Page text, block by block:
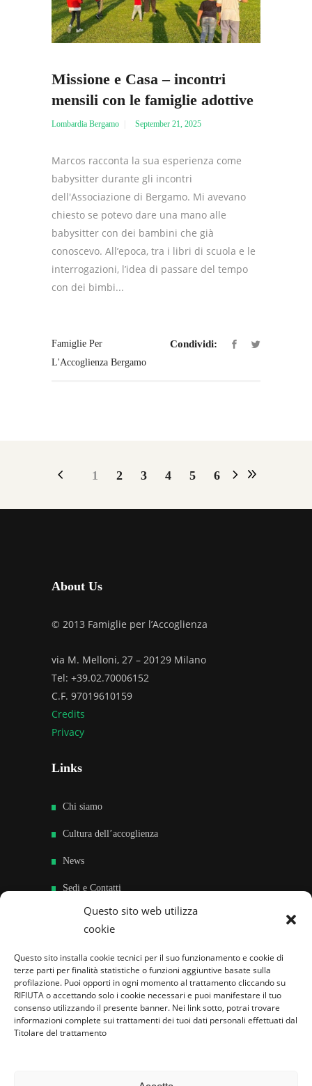
Questo sito web utilizza
cookie
Questo sito installa cookie tecnici per il suo funzionamento e cookie di
terze parti per finalità statistiche o funzioni aggiuntive basate sulla
profilazione. Puoi opporti in ogni momento al trattamento cliccando su
RIFIUTA o accettando solo i cookie necessari e puoi manifestare il tuo
consenso utilizzando il presente banner. Nei link sotto, potrai trovare
informazioni complete sui trattamenti dei tuoi dati personali effettuati dal
Titolare del trattamento
Missione e Casa – incontri
mensili con le famiglie adottive
Lombardia Bergamo September 21, 2025
Marcos racconta la sua esperienza come
babysitter durante gli incontri
dell'Associazione di Bergamo. Mi avevano
chiesto se potevo dare una mano alle
babysitter con dei bambini che già
conoscevo. All’epoca, tra i libri di scuola e le
interrogazioni, l’idea di passare del tempo
con dei bimbi...
Famiglie Per
L'Accoglienza Bergamo
Condividi:
1 2 3 4 5 6
About Us
© 2013 Famiglie per l’Accoglienza
via M. Melloni, 27 – 20129 Milano
Tel: +39.02.70006152
C.F. 97019610159
Credits
Privacy
Links
Chi siamo
Cultura dell’accoglienza
News
Sedi e Contatti
Sostieni
Famiglie per l’accoglienza nel mondo